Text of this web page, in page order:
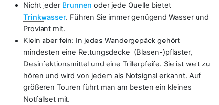
Nicht jeder Brunnen oder jede Quelle bietet
Trinkwasser. Führen Sie immer genügend Wasser und
Proviant mit.
Klein aber fein: In jedes Wandergepäck gehört
mindesten eine Rettungsdecke, (Blasen-)pflaster,
Desinfektionsmittel und eine Trillerpfeife. Sie ist weit zu
hören und wird von jedem als Notsignal erkannt. Auf
größeren Touren führt man am besten ein kleines
Notfallset mit.